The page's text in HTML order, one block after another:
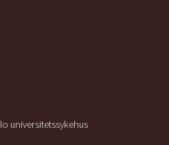
universitetssykehus